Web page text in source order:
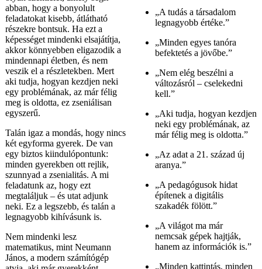
abban, hogy a bonyolult
feladatokat kisebb, átlátható
részekre bontsuk. Ha ezt a
képességet mindenki elsajátítja,
akkor könnyebben eligazodik a
mindennapi életben, és nem
veszik el a részletekben. Mert
aki tudja, hogyan kezdjen neki
egy problémának, az már félig
meg is oldotta, ez zseniálisan
egyszerű.
Talán igaz a mondás, hogy nincs
két egyforma gyerek. De van
egy biztos kiindulópontunk:
minden gyerekben ott rejlik,
szunnyad a zsenialitás. A mi
feladatunk az, hogy ezt
megtaláljuk – és utat adjunk
neki. Ez a legszebb, és talán a
legnagyobb kihívásunk is.
Nem mindenki lesz
matematikus, mint Neumann
János, a modern számítógép
„A tudás a társadalom
legnagyobb értéke.”
„Minden egyes tanóra
befektetés a jövőbe.”
„Nem elég beszélni a
változásról – cselekedni
kell.”
„Aki tudja, hogyan kezdjen
neki egy problémának, az
már félig meg is oldotta.”
„Az adat a 21. század új
aranya.”
„A pedagógusok hidat
építenek a digitális
szakadék fölött.”
„A világot ma már
nemcsak gépek hajtják,
hanem az információk is.”
„Minden kattintás, minden